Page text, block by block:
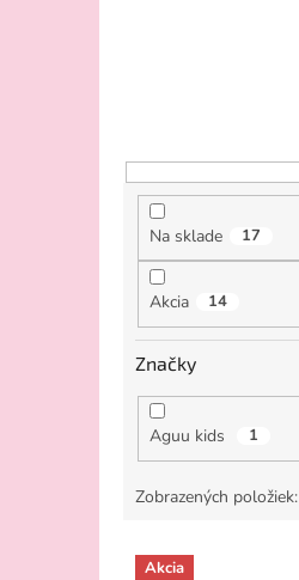
d
Na sklade 17
Akcia 14
Značky
Aguu kids 1
Zobrazených položiek:
V Akcia